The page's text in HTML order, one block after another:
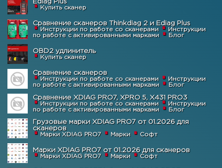
Ediag Plus
Купить сканер
Сравнение сканеров Thinkdiag 2 и Ediag Plus
Инструкции по работе со сканерами
Инструкции
по работе с активированными марками
Блог
OBD2 удлинитель
Купить сканер
Сравнение сканеров
Инструкции по работе со сканерами
Инструкции
по работе с активированными марками
Блог
Сравнение XDIAG PRO7, XPRO 5, X431 PRO3
Инструкции по работе со сканерами
Инструкции
по работе с активированными марками
Блог
Грузовые марки XDIAG PRO7 от 01.2026 для
сканеров
Марки XDIAG PRO7 Марки Софт
Марки XDIAG PRO7 от 01.2026 для сканеров
Марки XDIAG PRO7 Марки Софт